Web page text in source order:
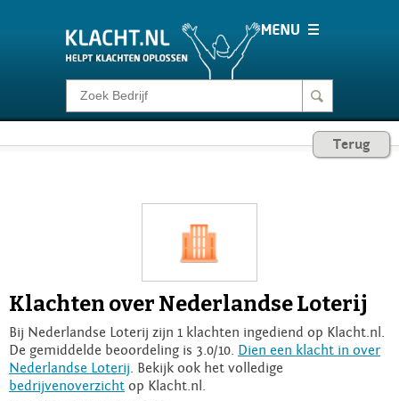
Klacht melden
Login
Terug
Klachten over Nederlandse Loterij
Bij Nederlandse Loterij zijn 1 klachten ingediend op Klacht.nl.
De gemiddelde beoordeling is 3.0/10. Dien een klacht in over
Nederlandse Loterij . Bekijk ook het volledige
bedrijvenoverzicht op Klacht.nl.